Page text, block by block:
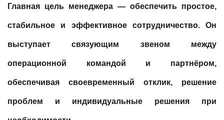
Главная цель менеджера — обеспечить простое,
стабильное и эффективное сотрудничество. Он
выступает связующим звеном между
операционной командой и партнёром,
обеспечивая своевременный отклик, решение
проблем и индивидуальные решения при